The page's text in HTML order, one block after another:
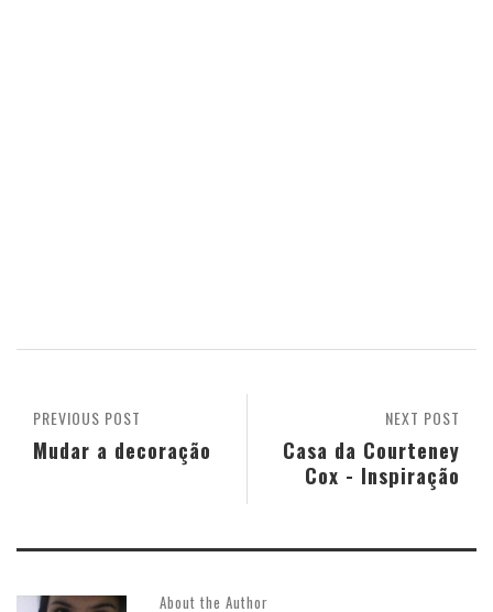
NEXT POST
Casa da Courteney
Cox - Inspiração
PREVIOUS POST
Mudar a decoração
About the Author